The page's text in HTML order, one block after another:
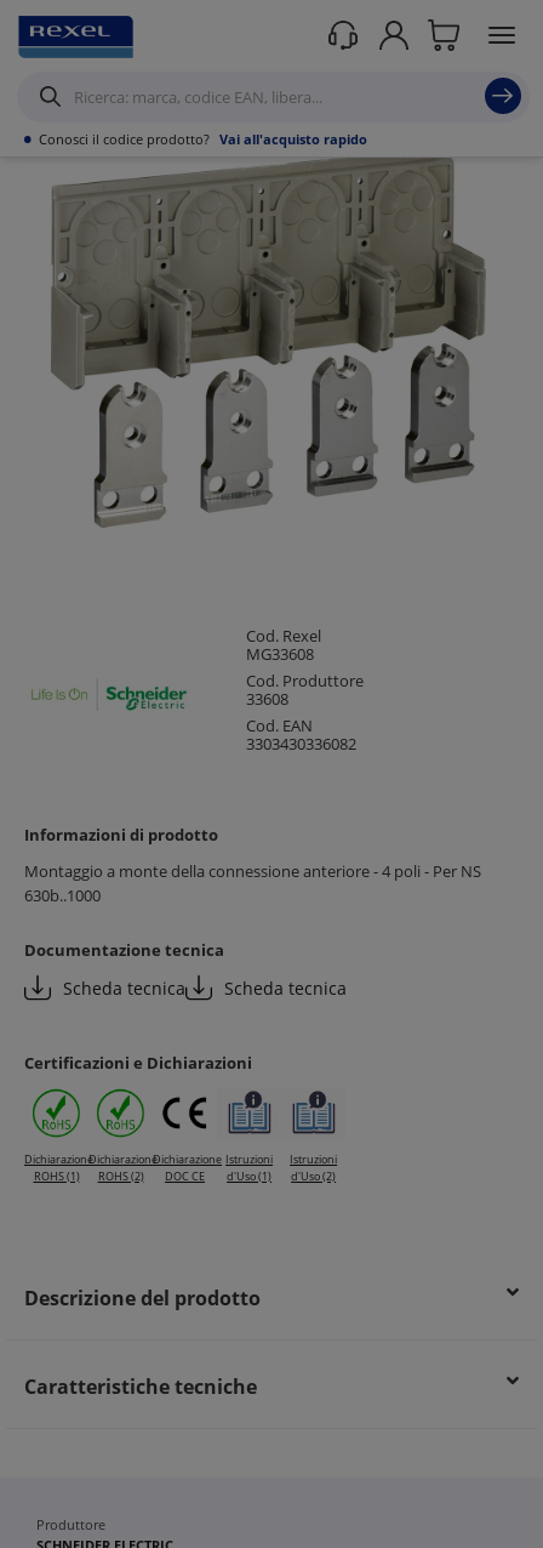
• Conosci il codice prodotto? Vai all'acquisto rapido
Prodotti /Distribuzione elettrica Protezione dell'energia/Interruttori
Magnetotermici scatolati < 400A
Cod. Rexel
MG33608
Cod. Produttore
33608
Cod. EAN
3303430336082
Informazioni di prodotto
Montaggio a monte della connessione anteriore - 4 poli - Per NS
630b..1000
Documentazione tecnica
Scheda tecnica Scheda tecnica
Certificazioni e Dichiarazioni
Dichiarazione
ROHS (1)
Dichiarazione
ROHS (2)
Dichiarazione
DOC CE
Istruzioni
d'Uso (1)
Istruzioni
d'Uso (2)
Descrizione del prodotto
Caratteristiche tecniche
Produttore